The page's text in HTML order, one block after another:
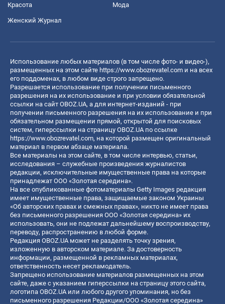
Красота Мода
Женский Журнал
Использование любых материалов (в том числе фото- и видео-),
размещенных на этом сайте https://www.obozrevatel.com и на всех
его поддоменах, в любом виде строго запрещено.
Разрешается использование при получении письменного
разрешения на их использование и при условии обязательной
ссылки на сайт OBOZ.UA, а для интернет-изданий - при
получении письменного разрешения на их использование и при
обязательном размещении прямой, открытой для поисковых
систем, гиперссылки на страницу OBOZ.UA по ссылке
https://www.obozrevatel.com, на которой размещен оригинальный
материал в первом абзаце материала.
Все материалы на этом сайте, в том числе интервью, статьи,
исследования – служебные произведения журналистов
редакции, исключительные имущественные права на которые
принадлежат ООО «Золотая середина».
На все опубликованные фотоматериалы Getty Images редакция
имеет имущественные права, защищаемые законом Украины
«Об авторских правах и смежных правах», никто не имеет права
без письменного разрешения ООО «Золотая середина» их
использовать, они не подлежат дальнейшему воспроизводству,
переводу, распространению в любой форме.
Редакция OBOZ.UA может не разделять точку зрения,
изложенную в авторском материале. За достоверность
информации, размещенной в рекламных материалах,
ответственность несет рекламодатель.
Запрещено использование материалов размещенных на этом
сайте, даже с указанием гиперссылки на страницу этого сайта,
логотипа OBOZ.UA или любого другого упоминания, но без
письменного разрешения Редакции/ООО «Золотая середина»